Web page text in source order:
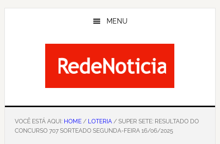
Skip
MENU
VOCÊ ESTÁ AQUI: HOME/ LOTERIA/ SUPER SETE: RESULTADO DO
CONCURSO 707 SORTEADO SEGUNDA-FEIRA 16/06/2025